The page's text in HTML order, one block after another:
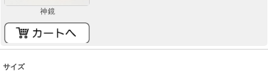
神鏡
サイズ